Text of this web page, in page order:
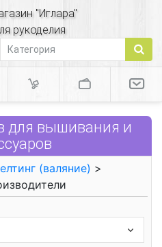
"Иглара"
рукоделия
для вышивания и
(валяние) >